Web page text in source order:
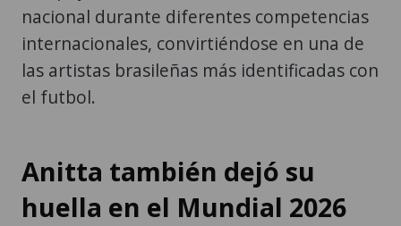
nacional durante diferentes competencias
internacionales, convirtiéndose en una de
las artistas brasileñas más identificadas con
el futbol.
Anitta también dejó su
huella en el Mundial 2026